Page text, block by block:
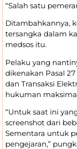
“Salah satu
Ditambahkannya,
tersangka dalam
medsos itu.
Pelaku yang
dikenakan Pasal
dan Transaksi
hukuman
“Untuk saat ini
screenshot dari
Sementara untuk
pengejaran,”